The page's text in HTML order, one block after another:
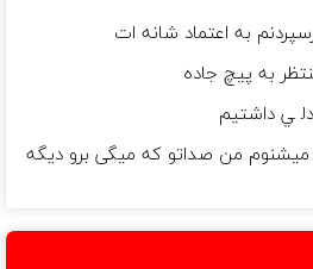
به اعتماد شانه ات
به پیچ جاده
دﻟ ﻲ داﺷﺘﻴﻢ
میشنوم من صداتو که میگی برو دیگه